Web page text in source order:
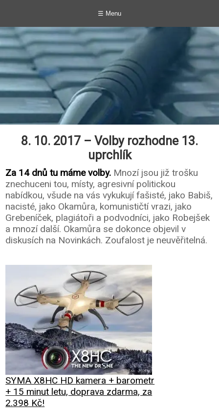
☰ Menu
8. 10. 2017 – Volby rozhodne 13.
uprchlík
Za 14 dnů tu máme volby. Mnozí jsou již trošku
znechuceni tou, místy, agresivní politickou
nabídkou, všude na vás vykukují fašisté, jako Babiš,
nacisté, jako Okamůra, komunističtí vrazi, jako
Grebeníček, plagiátoři a podvodníci, jako Robejšek
a mnozí další. Okamůra se dokonce objevil v
diskusích na Novinkách. Zoufalost je neuvěřitelná.
SYMA X8HC HD kamera + barometr
+ 15 minut letu, doprava zdarma, za
2.398 Kč!